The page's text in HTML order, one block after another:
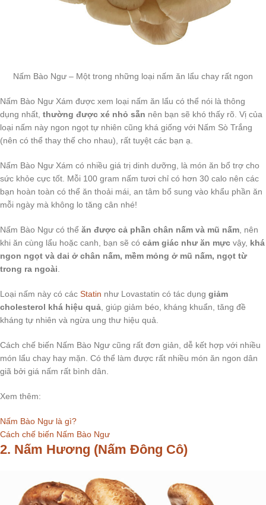
Nấm Bào Ngư – Một trong những loại nấm ăn lẩu chay rất ngon
Nấm Bào Ngư Xám được xem loại nấm ăn lẩu có thể nói là thông
dụng nhất, thường được xé nhỏ sẵn nên bạn sẽ khó thấy rõ. Vị của
loại nấm này ngon ngọt tự nhiên cũng khá giống với Nấm Sò Trắng
(nên có thể thay thế cho nhau), rất tuyệt các bạn ạ.
Nấm Bào Ngư Xám có nhiều giá trị dinh dưỡng, là món ăn bổ trợ cho
sức khỏe cực tốt. Mỗi 100 gram nấm tươi chỉ có hơn 30 calo nên các
bạn hoàn toàn có thể ăn thoải mái, an tâm bổ sung vào khẩu phần ăn
mỗi ngày mà không lo tăng cân nhé!
Nấm Bào Ngư có thể ăn được cả phần chân nấm và mũ nấm , nên
khi ăn cùng lẩu hoặc canh, bạn sẽ có cảm giác như ăn mực vậy, khá
ngon ngọt và dai ở chân nấm, mềm mỏng ở mũ nấm, ngọt từ
trong ra ngoài
Loại nấm này có các Statin như Lovastatin có tác dụng giảm
cholesterol khá hiệu quả , giúp giảm béo, kháng khuẩn, tăng đề
kháng tự nhiên và ngừa ung thư hiệu quả.
Cách chế biến Nấm Bào Ngư cũng rất đơn giản, dễ kết hợp với nhiều
món lẩu chay hay mặn. Có thể làm được rất nhiều món ăn ngon dân
giã bởi giá nấm rất bình dân.
Xem thêm:
Nấm Bào Ngư là gì?
Cách chế biến Nấm Bào Ngư
2. Nấm Hương (Nấm Đông Cô)